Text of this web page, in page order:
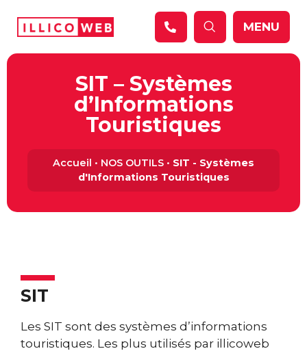
MENU
SIT – Systèmes
d’Informations
Touristiques
Accueil • NOS OUTILS • SIT - Systèmes
d'Informations Touristiques
SIT
Les SIT sont des systèmes d’informations
touristiques. Les plus utilisés par illicoweb
Panneau de gestion des cookies